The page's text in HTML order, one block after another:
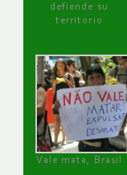
defiende su
territorio
Vale mata, Brasil